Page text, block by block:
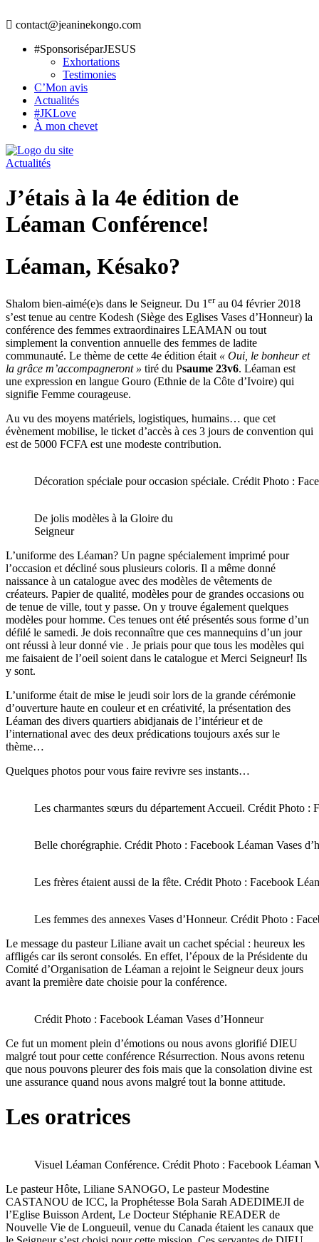
contact@jeaninekongo.com
#SponsoriséparJESUS
Exhortations
Testimonies
C’Mon avis
Actualités
#JKLove
À mon chevet
Actualités
J’étais à la 4e édition de
Léaman Conférence!
Léaman, Késako?
Shalom bien-aimé(e)s dans le Seigneur. Du 1erau 04 février 2018
s’est tenue au centre Kodesh (Siège des Eglises Vases d’Honneur) la
conférence des femmes extraordinaires LEAMAN ou tout
simplement la convention annuelle des femmes de ladite
communauté. Le thème de cette 4e édition était « Oui, le bonheur et
la grâce m’accompagneront » tiré du Psaume 23v6. Léaman est
une expression en langue Gouro (Ethnie de la Côte d’Ivoire) qui
signifie Femme courageuse.
Au vu des moyens matériels, logistiques, humains… que cet
évènement mobilise, le ticket d’accès à ces 3 jours de convention qui
est de 5000 FCFA est une modeste contribution.
Décoration spéciale pour occasion spéciale. Crédit Photo :
De jolis modèles à la Gloire du
Seigneur
L’uniforme des Léaman? Un pagne spécialement imprimé pour
l’occasion et décliné sous plusieurs coloris. Il a même donné
naissance à un catalogue avec des modèles de vêtements de
créateurs. Papier de qualité, modèles pour de grandes occasions ou
de tenue de ville, tout y passe. On y trouve également quelques
modèles pour homme. Ces tenues ont été présentés sous forme d’un
défilé le samedi. Je dois reconnaître que ces mannequins d’un jour
ont réussi à leur donné vie . Je priais pour que tous les modèles qui
me faisaient de l’oeil soient dans le catalogue et Merci Seigneur! Ils
y sont.
L’uniforme était de mise le jeudi soir lors de la grande cérémonie
d’ouverture haute en couleur et en créativité, la présentation des
Léaman des divers quartiers abidjanais de l’intérieur et de
l’international avec des deux prédications toujours axés sur le
thème…
Quelques photos pour vous faire revivre ses instants…
Les charmantes sœurs du département Accueil. Crédit Photo :
Belle chorégraphie. Crédit Photo : Facebook Léaman Vases
Les frères étaient aussi de la fête. Crédit Photo : Facebook
Les femmes des annexes Vases d’Honneur. Crédit Photo :
Le message du pasteur Liliane avait un cachet spécial : heureux les
affligés car ils seront consolés. En effet, l’époux de la Présidente du
Comité d’Organisation de Léaman a rejoint le Seigneur deux jours
avant la première date choisie pour la conférence.
Crédit Photo : Facebook Léaman Vases d’Honneur
Ce fut un moment plein d’émotions ou nous avons glorifié DIEU
malgré tout pour cette conférence Résurrection. Nous avons retenu
que nous pouvons pleurer des fois mais que la consolation divine est
une assurance quand nous avons malgré tout la bonne attitude.
Les oratrices
Visuel Léaman Conférence. Crédit Photo : Facebook Léaman
Le pasteur Hôte, Liliane SANOGO, Le pasteur Modestine
CASTANOU de ICC, la Prophétesse Bola Sarah ADEDIMEJI de
l’Eglise Buisson Ardent, Le Docteur Stéphanie READER de
Nouvelle Vie de Longueuil, venue du Canada étaient les canaux que